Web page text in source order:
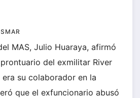
MAS, Julio Huaraya, afirmó
del exmilitar River
su colaborador en la
que el exfuncionario abusó